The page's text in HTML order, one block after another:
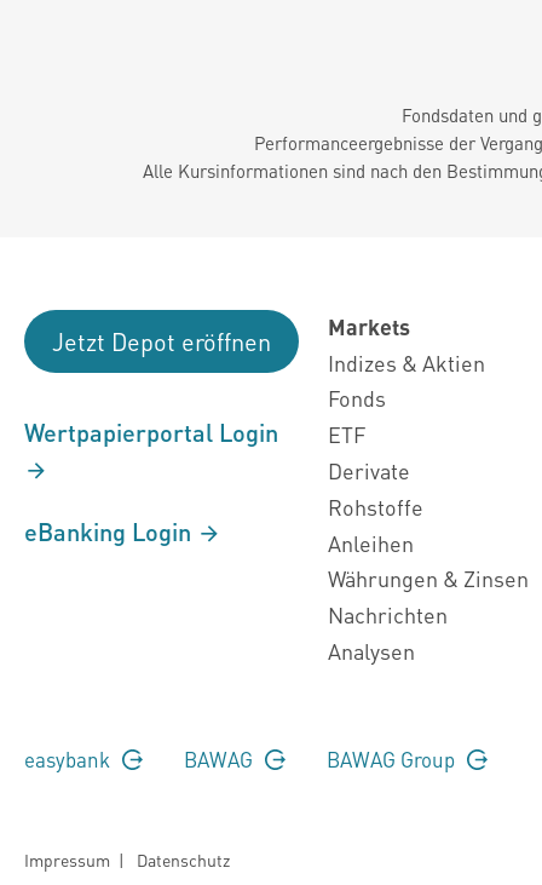
Fondsdaten und
Performanceergebnisse der
Alle Kursinformationen sind nach den
Jetzt Depot eröffnen
Wertpapierportal Login
eBanking Login
Markets
Indizes & Aktien
Fonds
ETF
Derivate
Rohstoffe
Anleihen
Währungen & Zinsen
Nachrichten
Analysen
easybank BAWAG BAWAG Group
Impressum | Datenschutz